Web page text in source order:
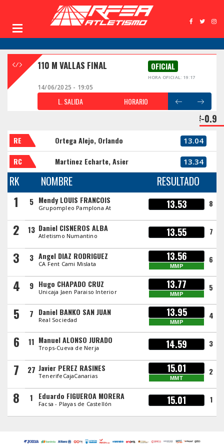
110 M VALLAS FINAL OFICIAL
HORA OFICIAL: 19:17
14/06/2025 - 19:05
L. SALIDA HORARIO
-0.9
RE Ortega Alejo, Orlando 13.04
RC Martinez Echarte, Asier 13.34
RK NOMBRE RESULTADO
1 5 Mendy LOUIS FRANCOIS
Grupompleo Pamplona At 13.53 8
2 13 Daniel CISNEROS ALBA
Atletismo Numantino 13.55 7
3 3 Angel DIAZ RODRIGUEZ
CA Fent Cami Mislata
13.56
MMP
6
4 9 Hugo CHAPADO CRUZ
Unicaja Jaen Paraiso Interior
13.77
MMP
5
5 7 Daniel BANKO SAN JUAN
Real Sociedad
13.95
MMP
4
6 11 Manuel ALONSO JURADO
Trops-Cueva de Nerja 14.59 3
7 27 Javier PEREZ RASINES
TenerifeCajaCanarias
15.01
MMT
2
8 1 Eduardo FIGUEROA MORERA
Facsa - Playas de Castellón 15.01 1